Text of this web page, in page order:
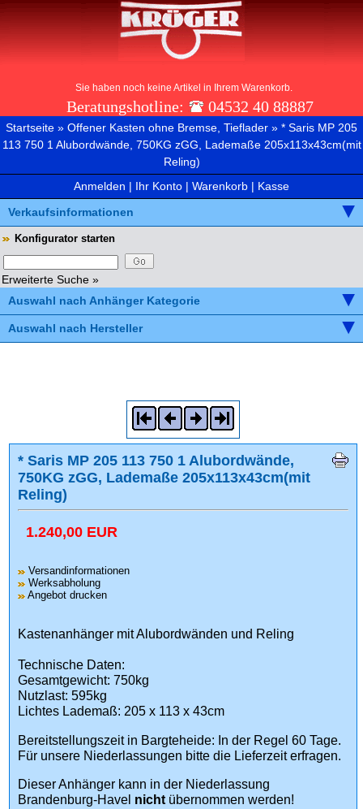
Sie haben noch keine Artikel in Ihrem Warenkorb.
Beratungshotline: 04532 40 88887
Startseite » Offener Kasten ohne Bremse, Tieflader » * Saris MP 205
113 750 1 Alubordwände, 750KG zGG, Lademaße 205x113x43cm(mit
Reling)
Anmelden | Ihr Konto | Warenkorb | Kasse
Verkaufsinformationen
Konfigurator starten
Erweiterte Suche »
Auswahl nach Anhänger Kategorie
Auswahl nach Hersteller
* Saris MP 205 113 750 1 Alubordwände,
750KG zGG, Lademaße 205x113x43cm(mit
Reling)
1.240,00 EUR
Versandinformationen
Werksabholung
Angebot drucken
Kastenanhänger mit Alubordwänden und Reling
Technische Daten:
Gesamtgewicht: 750kg
Nutzlast: 595kg
Lichtes Lademaß: 205 x 113 x 43cm
Bereitstellungszeit in Bargteheide: In der Regel 60 Tage.
Für unsere Niederlassungen bitte die Lieferzeit erfragen.
Dieser Anhänger kann in der Niederlassung
Brandenburg-Havel nicht übernommen werden!